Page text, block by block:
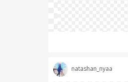
natashan_nyaa